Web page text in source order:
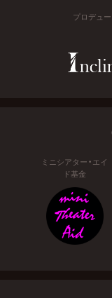
プロデュ
ミニシアター・エイ
ド基金